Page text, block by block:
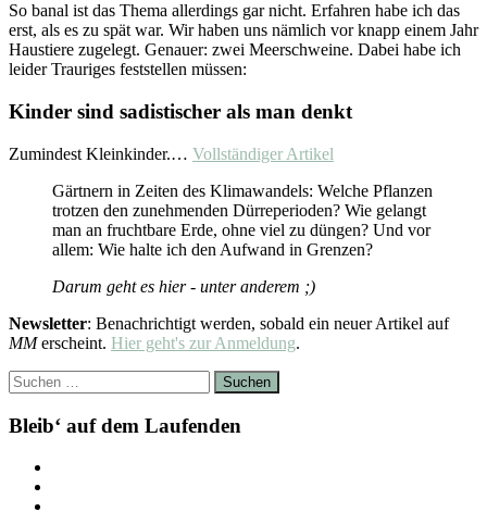
So banal ist das Thema allerdings gar nicht. Erfahren habe ich das
erst, als es zu spät war. Wir haben uns nämlich vor knapp einem Jahr
Haustiere zugelegt. Genauer: zwei Meerschweine. Dabei habe ich
leider Trauriges feststellen müssen:
Kinder sind sadistischer als man denkt
Zumindest Kleinkinder.… Vollständiger Artikel
Gärtnern in Zeiten des Klimawandels: Welche Pflanzen
trotzen den zunehmenden Dürreperioden? Wie gelangt
man an fruchtbare Erde, ohne viel zu düngen? Und vor
allem: Wie halte ich den Aufwand in Grenzen?
Darum geht es hier - unter anderem ;)
Newsletter: Benachrichtigt werden, sobald ein neuer Artikel auf
MMerscheint. Hier geht's zur Anmeldung.
Suchen
nach:
Bleib‘ auf dem Laufenden